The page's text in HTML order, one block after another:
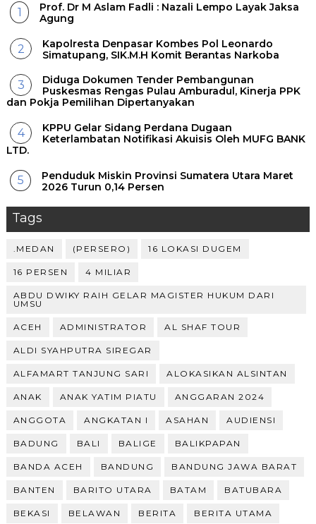
Prof. Dr M Aslam Fadli : Nazali Lempo Layak Jaksa
Agung
Kapolresta Denpasar Kombes Pol Leonardo
Simatupang, SIK.M.H Komit Berantas Narkoba
Diduga Dokumen Tender Pembangunan
Puskesmas Rengas Pulau Amburadul, Kinerja PPK
dan Pokja Pemilihan Dipertanyakan
KPPU Gelar Sidang Perdana Dugaan
Keterlambatan Notifikasi Akuisis Oleh MUFG BANK
LTD.
Penduduk Miskin Provinsi Sumatera Utara Maret
2026 Turun 0,14 Persen
Tags
.MEDAN (PERSERO) 16 LOKASI DUGEM
16 PERSEN 4 MILIAR
ABDU DWIKY RAIH GELAR MAGISTER HUKUM DARI
UMSU
ACEH ADMINISTRATOR AL SHAF TOUR
ALDI SYAHPUTRA SIREGAR
ALFAMART TANJUNG SARI ALOKASIKAN ALSINTAN
ANAK ANAK YATIM PIATU ANGGARAN 2024
ANGGOTA ANGKATAN I ASAHAN AUDIENSI
BADUNG BALI BALIGE BALIKPAPAN
BANDA ACEH BANDUNG BANDUNG JAWA BARAT
BANTEN BARITO UTARA BATAM BATUBARA
BEKASI BELAWAN BERITA BERITA UTAMA